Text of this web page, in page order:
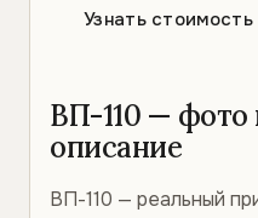
Узнать стоимость
ВП-110 — фото
описание
ВП-110 — реальный